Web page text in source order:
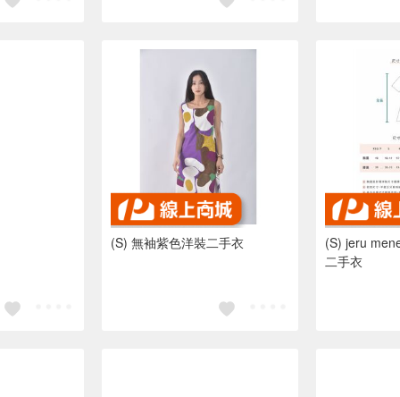
(S) 無袖紫色洋裝二手衣
(S) jeru
二手衣